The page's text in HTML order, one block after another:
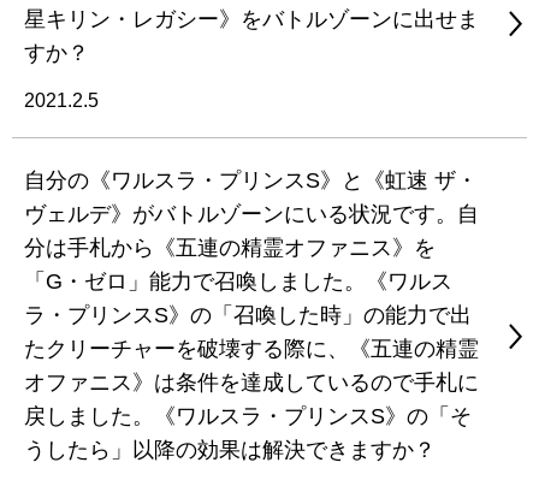
星キリン・レガシー》をバトルゾーンに出せま
すか？
2021.2.5
自分の《ワルスラ・プリンスS》と《虹速 ザ・
ヴェルデ》がバトルゾーンにいる状況です。自
分は手札から《五連の精霊オファニス》を
「G・ゼロ」能力で召喚しました。《ワルス
ラ・プリンスS》の「召喚した時」の能力で出
たクリーチャーを破壊する際に、《五連の精霊
オファニス》は条件を達成しているので手札に
戻しました。《ワルスラ・プリンスS》の「そ
うしたら」以降の効果は解決できますか？